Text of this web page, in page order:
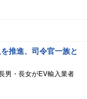
推進、司令官一族と
男・長女がEV輸入業者